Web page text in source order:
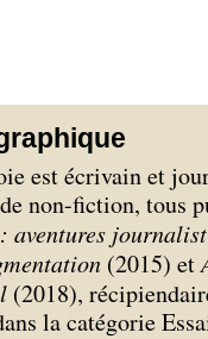
est écrivain et
non-fiction, tous
aventures
(2015) et
(2018),
la catégorie